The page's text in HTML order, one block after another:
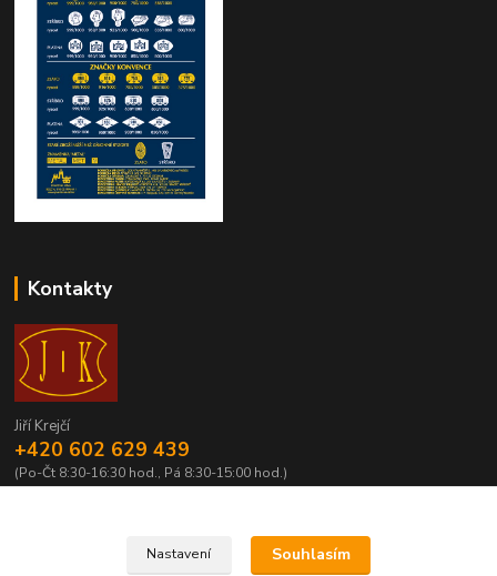
Kontakty
Jiří Krejčí
+420 602 629 439
(Po-Čt 8:30-16:30 hod., Pá 8:30-15:00 hod.)
Nastavení Souhlasím